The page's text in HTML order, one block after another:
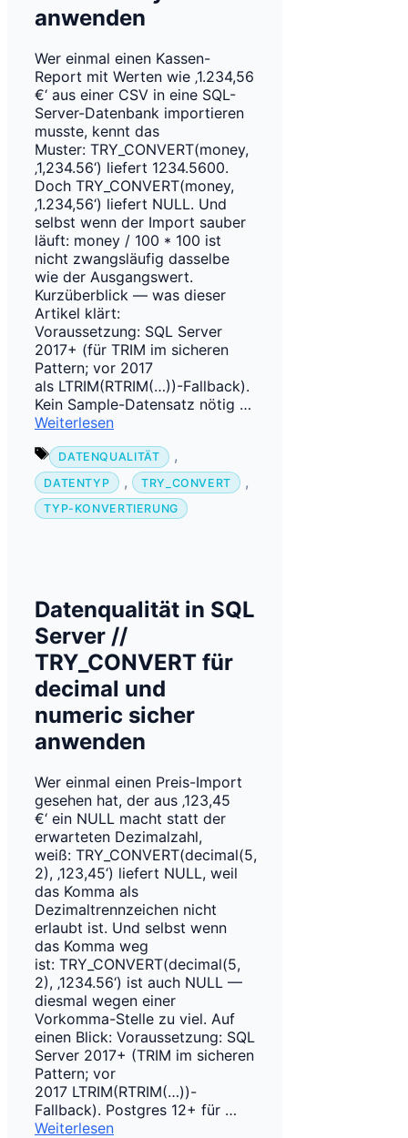
anwenden
Wer einmal einen Kassen-
Report mit Werten wie ‚1.234,56
€‘ aus einer CSV in eine SQL-
Server-Datenbank importieren
musste, kennt das
Muster: TRY_CONVERT(money,
‚1,234.56‘) liefert 1234.5600.
Doch TRY_CONVERT(money,
‚1.234,56‘) liefert NULL. Und
selbst wenn der Import sauber
läuft: money / 100 * 100 ist
nicht zwangsläufig dasselbe
wie der Ausgangswert.
Kurzüberblick — was dieser
Artikel klärt:
Voraussetzung: SQL Server
2017+ (für TRIM im sicheren
Pattern; vor 2017
als LTRIM(RTRIM(…))-Fallback).
Kein Sample-Datensatz nötig …
Weiterlesen
Schlagwörter
DATENQUALITÄT ,
DATENTYP , TRY_CONVERT ,
TYP-KONVERTIERUNG
Datenqualität in SQL
Server //
TRY_CONVERT für
decimal und
numeric sicher
anwenden
Wer einmal einen Preis-Import
gesehen hat, der aus ‚123,45
€‘ ein NULL macht statt der
erwarteten Dezimalzahl,
weiß: TRY_CONVERT(decimal(5,
2), ‚123,45‘) liefert NULL, weil
das Komma als
Dezimaltrennzeichen nicht
erlaubt ist. Und selbst wenn
das Komma weg
ist: TRY_CONVERT(decimal(5,
2), ‚1234.56‘) ist auch NULL —
diesmal wegen einer
Vorkomma-Stelle zu viel. Auf
einen Blick: Voraussetzung: SQL
Server 2017+ (TRIM im sicheren
Pattern; vor
2017 LTRIM(RTRIM(…))-
Fallback). Postgres 12+ für …
Weiterlesen